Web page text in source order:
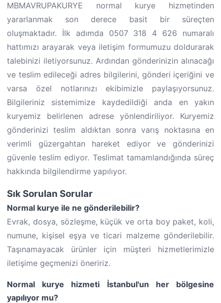
MBMAVRUPAKURYE normal kurye hizmetinden
yararlanmak son derece basit bir süreçten
oluşmaktadır. İlk adımda 0507 318 4 626 numaralı
hattımızı arayarak veya iletişim formumuzu doldurarak
talebinizi iletiyorsunuz. Ardından gönderinizin alınacağı
ve teslim edileceği adres bilgilerini, gönderi içeriğini ve
varsa özel notlarınızı ekibimizle paylaşıyorsunuz.
Bilgileriniz sistemimize kaydedildiği anda en yakın
kuryemiz belirlenen adrese yönlendiriliyor. Kuryemiz
gönderinizi teslim aldıktan sonra varış noktasına en
verimli güzergahtan hareket ediyor ve gönderinizi
güvenle teslim ediyor. Teslimat tamamlandığında süreç
hakkında bilgilendirme yapılıyor.
Sık Sorulan Sorular
Normal kurye ile ne gönderilebilir?
Evrak, dosya, sözleşme, küçük ve orta boy paket, koli,
numune, kişisel eşya ve ticari malzeme gönderilebilir.
Taşınamayacak ürünler için müşteri hizmetlerimizle
iletişime geçmenizi öneririz.
Normal kurye hizmeti İstanbul'un her bölgesine
yapılıyor mu?